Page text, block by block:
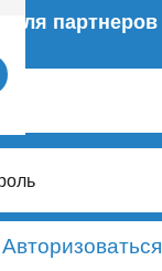
для партнеров
Авторизоваться